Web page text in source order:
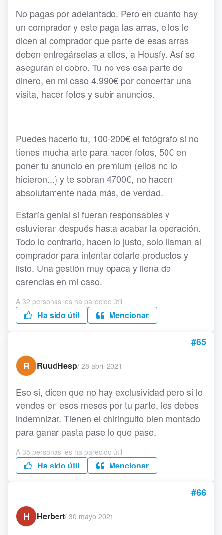
No pagas por adelantado. Pero en cuanto hay
un comprador y este paga las arras, ellos le
dicen al comprador que parte de esas arras
deben entregárselas a ellos, a Housfy. Así se
aseguran el cobro. Tu no ves esa parte de
dinero, en mi caso 4.990€ por concertar una
visita, hacer fotos y subir anuncios.
Puedes hacerlo tu, 100-200€ el fotógrafo si no
tienes mucha arte para hacer fotos, 50€ en
poner tu anuncio en premium (ellos no lo
hicieron...) y te sobran 4700€, no hacen
absolutamente nada más, de verdad.
Estaría genial si fueran responsables y
estuvieran después hasta acabar la operación.
Todo lo contrario, hacen lo justo, solo llaman al
comprador para intentar colarle productos y
listo. Una gestión muy opaca y llena de
carencias en mi caso.
A 32 personas les ha parecido útil
Ha sido útil Mencionar
#65
R
RuudHesp/ 28 abril 2021
Eso si, dicen que no hay exclusividad pero si lo
vendes en esos meses por tu parte, les debes
indemnizar. Tienen el chiringuito bien montado
para ganar pasta pase lo que pase.
A 35 personas les ha parecido útil
Ha sido útil Mencionar
#66
H
Herbert/ 30 mayo 2021